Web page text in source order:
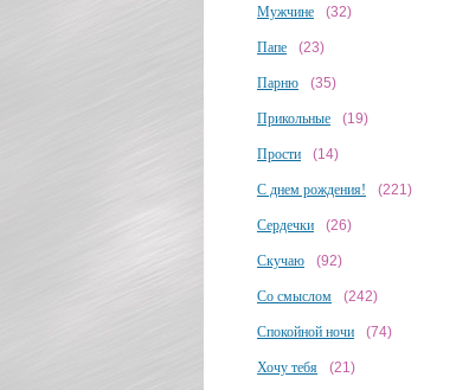
Мужчине (32)
Папе (23)
Парню (35)
Прикольные (19)
Прости (14)
С днем рождения! (221)
Сердечки (26)
Скучаю (92)
Со смыслом (242)
Спокойной ночи (74)
Хочу тебя (21)